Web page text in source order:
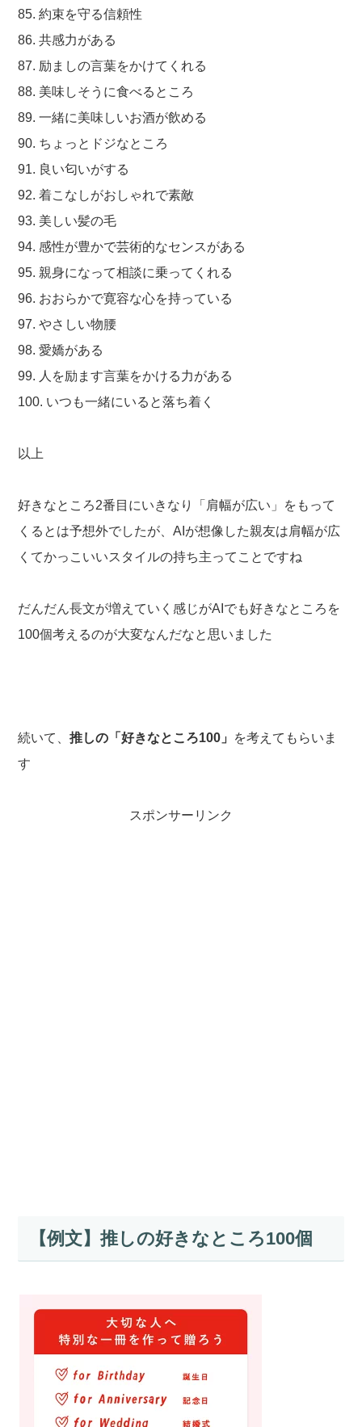
85. 約束を守る信頼性
86. 共感力がある
87. 励ましの言葉をかけてくれる
88. 美味しそうに食べるところ
89. 一緒に美味しいお酒が飲める
90. ちょっとドジなところ
91. 良い匂いがする
92. 着こなしがおしゃれで素敵
93. 美しい髪の毛
94. 感性が豊かで芸術的なセンスがある
95. 親身になって相談に乗ってくれる
96. おおらかで寛容な心を持っている
97. やさしい物腰
98. 愛嬌がある
99. 人を励ます言葉をかける力がある
100. いつも一緒にいると落ち着く
以上
好きなところ2番目にいきなり「肩幅が広い」をもって
くるとは予想外でしたが、AIが想像した親友は肩幅が広
くてかっこいいスタイルの持ち主ってことですね
だんだん長文が増えていく感じがAIでも好きなところを
100個考えるのが大変なんだなと思いました
続いて、推しの「好きなところ100」
を考えてもらいま
す
スポンサーリンク
【例文】推しの好きなところ100個